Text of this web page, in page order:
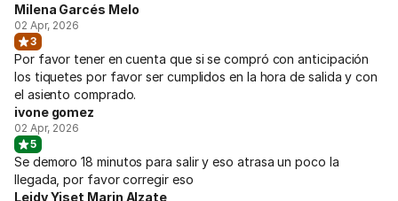
Milena Garcés Melo
02 Apr, 2026
3
Por favor tener en cuenta que si se compró con anticipación
los tiquetes por favor ser cumplidos en la hora de salida y con
el asiento comprado.
ivone gomez
02 Apr, 2026
5
Se demoro 18 minutos para salir y eso atrasa un poco la
llegada, por favor corregir eso
Leidy Yiset Marin Alzate